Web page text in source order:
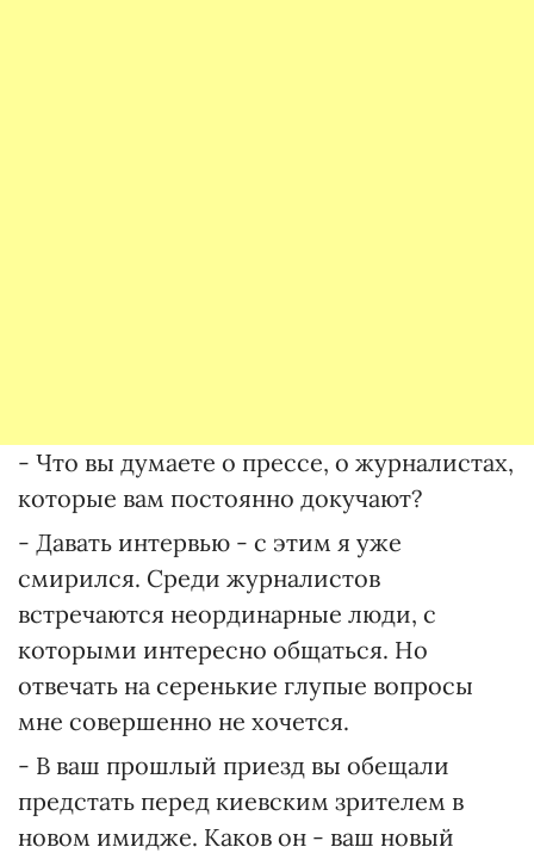
- Что вы думаете о прессе, о журналистах,
которые вам постоянно докучают?
- Давать интервью - с этим я уже
смирился. Среди журналистов
встречаются неординарные люди, с
которыми интересно общаться. Но
отвечать на серенькие глупые вопросы
мне совершенно не хочется.
- В ваш прошлый приезд вы обещали
предстать перед киевским зрителем в
новом имидже. Каков он - ваш новый